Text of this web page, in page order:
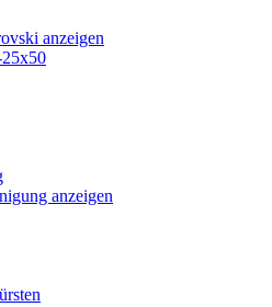
anzeigen
anzeigen